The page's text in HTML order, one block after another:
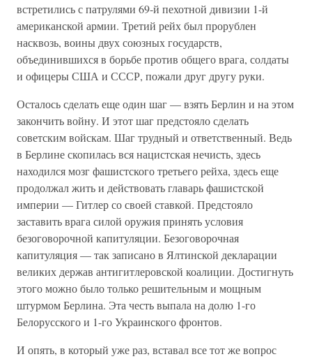
встретились с патрулями 69-й пехотной дивизии 1-й
американской армии. Третий рейх был прорублен
насквозь, воины двух союзных государств,
объединившихся в борьбе против общего врага, солдаты
и офицеры США и СССР, пожали друг другу руки.
Осталось сделать еще один шаг — взять Берлин и на этом
закончить войну. И этот шаг предстояло сделать
советским войскам. Шаг трудный и ответственный. Ведь
в Берлине скопилась вся нацистская нечисть, здесь
находился мозг фашистского третьего рейха, здесь еще
продолжал жить и действовать главарь фашистской
империи — Гитлер со своей ставкой. Предстояло
заставить врага силой оружия принять условия
безоговорочной капитуляции. Безоговорочная
капитуляция — так записано в Ялтинской декларации
великих держав антигитлеровской коалиции. Достигнуть
этого можно было только решительным и мощным
штурмом Берлина. Эта честь выпала на долю 1-го
Белорусского и 1-го Украинского фронтов.
И опять, в который уже раз, вставал все тот же вопрос